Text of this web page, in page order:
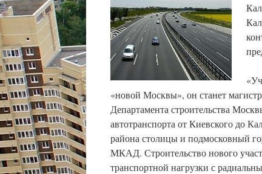
«новой Москвы», он станет
Департамента строительства
автотранспорта от Киевского до
района столицы и подмосковный
МКАД. Строительство нового
транспортной нагрузки с